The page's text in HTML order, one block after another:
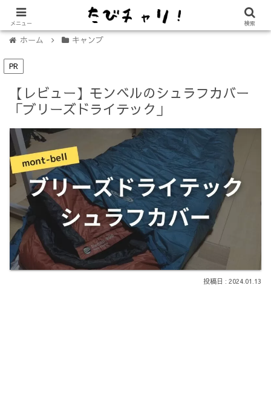
【免許不要に！】電動キックボード「LUUP（ループ）」の始め方
ホーム キャンプ
PR
【レビュー】モンベルのシュラフカバー
「ブリーズドライテック」
2024.01.13
メニュー 検索